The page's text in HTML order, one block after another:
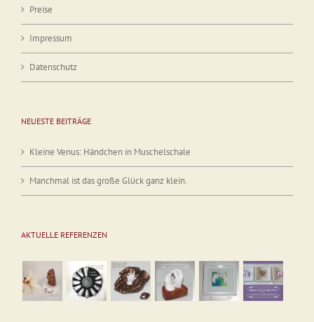
Preise
Impressum
Datenschutz
NEUESTE BEITRÄGE
Kleine Venus: Händchen in Muschelschale
Manchmal ist das große Glück ganz klein.
AKTUELLE REFERENZEN